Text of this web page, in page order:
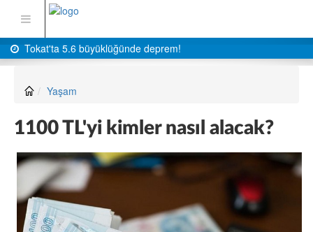
Tokat'ta 5.6 büyüklüğünde deprem!
Yaşam
1100 TL'yi kimler nasıl alacak?